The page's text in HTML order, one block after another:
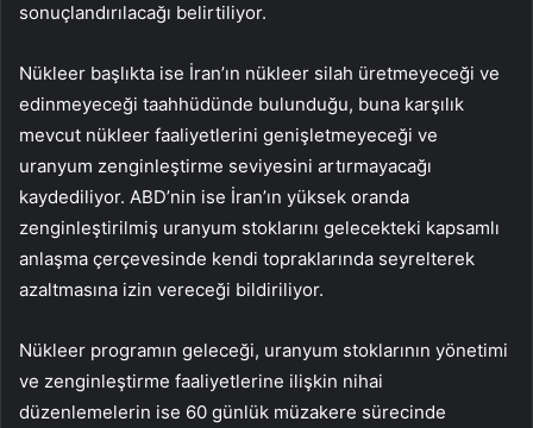
sonuçlandırılacağı belirtiliyor.
Nükleer başlıkta ise İran’ın nükleer silah üretmeyeceği ve
edinmeyeceği taahhüdünde bulunduğu, buna karşılık
mevcut nükleer faaliyetlerini genişletmeyeceği ve
uranyum zenginleştirme seviyesini artırmayacağı
kaydediliyor. ABD’nin ise İran’ın yüksek oranda
zenginleştirilmiş uranyum stoklarını gelecekteki kapsamlı
anlaşma çerçevesinde kendi topraklarında seyrelterek
azaltmasına izin vereceği bildiriliyor.
Nükleer programın geleceği, uranyum stoklarının yönetimi
ve zenginleştirme faaliyetlerine ilişkin nihai
düzenlemelerin ise 60 günlük müzakere sürecinde